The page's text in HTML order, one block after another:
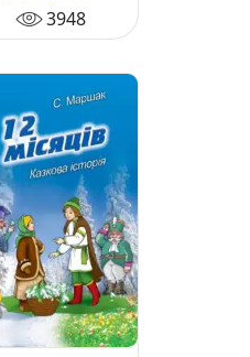
3948